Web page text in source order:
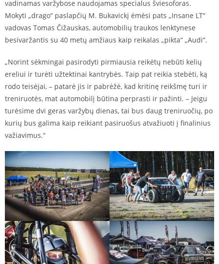
vadinamas varžybose naudojamas specialus šviesoforas.
Mokyti „drago“ paslapčių M. Bukavickį ėmėsi pats „Insane LT“
vadovas Tomas Čižauskas, automobilių traukos lenktynese
besivaržantis su 40 metų amžiaus kaip reikalas „pikta“ „Audi“.
„Norint sėkmingai pasirodyti pirmiausia reikėtų nebūti kelių
ereliui ir turėti užtektinai kantrybės. Taip pat reikia stebėti, ką
rodo teisėjai, – patarė jis ir pabrėžė, kad kritinę reikšmę turi ir
treniruotės, mat automobilį būtina perprasti ir pažinti. – Jeigu
turėsime dvi geras varžybų dienas, tai bus daug treniruočių, po
kurių bus galima kaip reikiant pasiruošus atvažiuoti į finalinius
važiavimus.“